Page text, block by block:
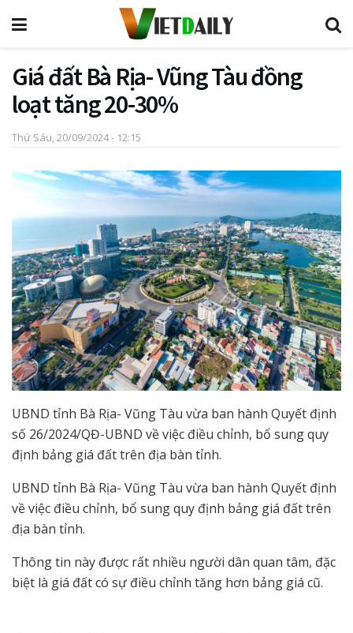
Giá đất Bà Rịa- Vũng Tàu đồng
loạt tăng 20-30%
Thứ Sáu, 20/09/2024 - 12:15
UBND tỉnh Bà Rịa- Vũng Tàu vừa ban hành Quyết định
số 26/2024/QĐ-UBND về việc điều chỉnh, bổ sung quy
định bảng giá đất trên địa bàn tỉnh.
UBND tỉnh Bà Rịa- Vũng Tàu vừa ban hành Quyết định
về việc điều chỉnh, bổ sung quy định bảng giá đất trên
địa bàn tỉnh.
Thông tin này được rất nhiều người dân quan tâm, đặc
biệt là giá đất có sự điều chỉnh tăng hơn bảng giá cũ.